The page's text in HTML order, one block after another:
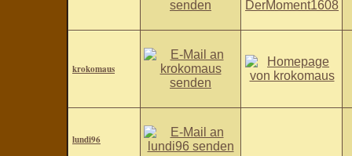
krokomaus
lundi96